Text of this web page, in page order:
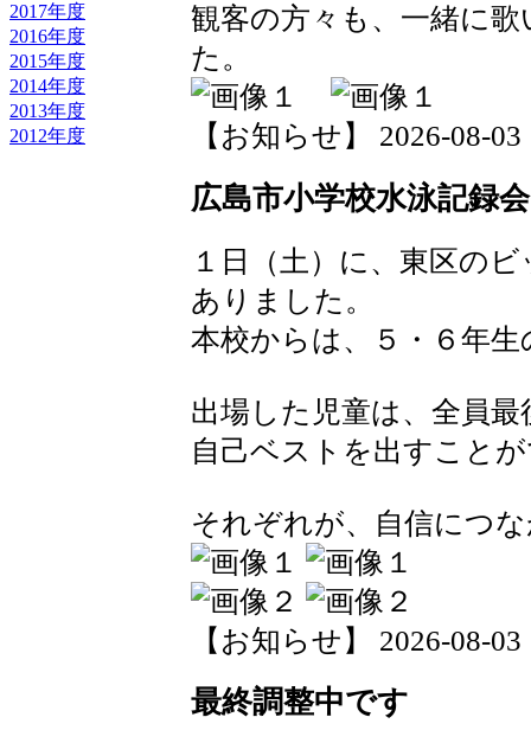
2017年度
2016年度
2015年度
2014年度
2013年度
2012年度
観客の方々も、一緒に
た。
【お知らせ】 2026-08-03
広島市小学校水泳記録会
１日（土）に、東区の
ありました。
本校からは、５・６年
出場した児童は、全員
自己ベストを出すこと
それぞれが、自信につ
【お知らせ】 2026-08-03
最終調整中です